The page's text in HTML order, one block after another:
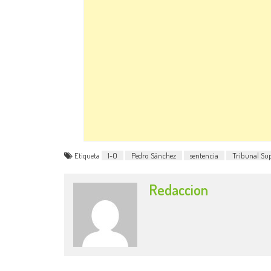
Etiqueta 1-O Pedro Sánchez sentencia Tribunal
Redaccion